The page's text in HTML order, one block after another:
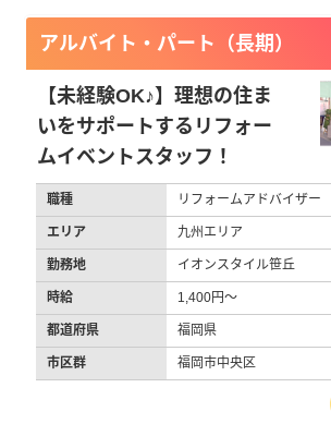
アルバイト・パート（長期）
【未経験OK♪】理想の住ま
いをサポートするリフォー
ムイベントスタッフ！
職種 リフォームアドバイザー
エリア 九州エリア
勤務地 イオンスタイル笹丘
時給 1,400円～
都道府県 福岡県
市区群 福岡市中央区